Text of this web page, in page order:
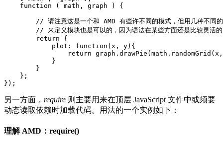
    function ( math, graph ) {
// 请注意这是一个和 AMD 有些许不同的模式，但用几种不同
        // 来定义模块也是可以的，因为语法在某些方面还是比较灵活的
        return {
            plot: function(x, y){
return
            }
        }
    };
另一方面， require 则主要用来在顶层 JavaScript 文件中或须要
动态读取依赖时加载代码。用法的一个实例如下：
理解 AMD：require()